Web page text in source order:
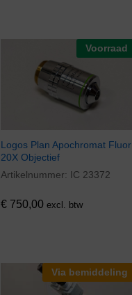
Voorraad
Logos Plan Apochromat Fluor
20X Objectief
Artikelnummer: IC 23372
€750,00 excl. btw
€750,00
Via bemiddeling